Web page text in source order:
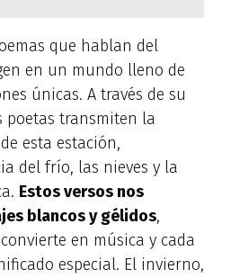
que hablan del
en un mundo lleno de
únicas. A través de su
poetas transmiten la
esta estación,
del frío, las nieves y la
Estos versos nos
blancos y gélidos,
en música y cada
especial. El invierno,